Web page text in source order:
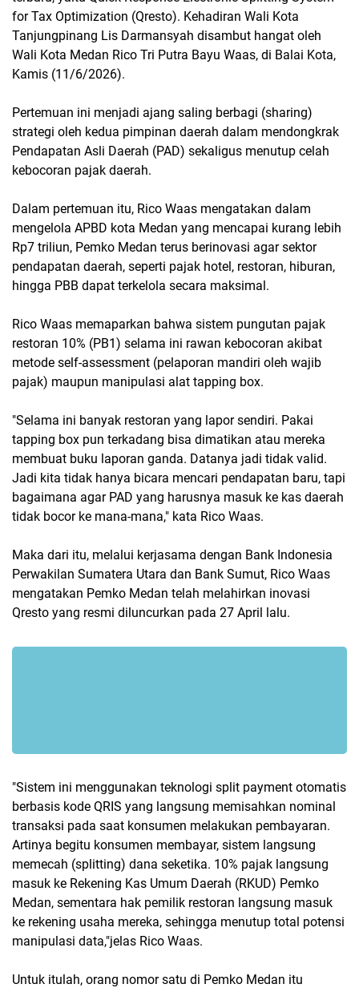
for Tax Optimization (Qresto). Kehadiran Wali Kota
Tanjungpinang Lis Darmansyah disambut hangat oleh
Wali Kota Medan Rico Tri Putra Bayu Waas, di Balai Kota,
Kamis (11/6/2026).
Pertemuan ini menjadi ajang saling berbagi (sharing)
strategi oleh kedua pimpinan daerah dalam mendongkrak
Pendapatan Asli Daerah (PAD) sekaligus menutup celah
kebocoran pajak daerah.
Dalam pertemuan itu, Rico Waas mengatakan dalam
mengelola APBD kota Medan yang mencapai kurang lebih
Rp7 triliun, Pemko Medan terus berinovasi agar sektor
pendapatan daerah, seperti pajak hotel, restoran, hiburan,
hingga PBB dapat terkelola secara maksimal.
Rico Waas memaparkan bahwa sistem pungutan pajak
restoran 10% (PB1) selama ini rawan kebocoran akibat
metode self-assessment (pelaporan mandiri oleh wajib
pajak) maupun manipulasi alat tapping box.
"Selama ini banyak restoran yang lapor sendiri. Pakai
tapping box pun terkadang bisa dimatikan atau mereka
membuat buku laporan ganda. Datanya jadi tidak valid.
Jadi kita tidak hanya bicara mencari pendapatan baru, tapi
bagaimana agar PAD yang harusnya masuk ke kas daerah
tidak bocor ke mana-mana," kata Rico Waas.
Maka dari itu, melalui kerjasama dengan Bank Indonesia
Perwakilan Sumatera Utara dan Bank Sumut, Rico Waas
mengatakan Pemko Medan telah melahirkan inovasi
Qresto yang resmi diluncurkan pada 27 April lalu.
"Sistem ini menggunakan teknologi split payment otomatis
berbasis kode QRIS yang langsung memisahkan nominal
transaksi pada saat konsumen melakukan pembayaran.
Artinya begitu konsumen membayar, sistem langsung
memecah (splitting) dana seketika. 10% pajak langsung
masuk ke Rekening Kas Umum Daerah (RKUD) Pemko
Medan, sementara hak pemilik restoran langsung masuk
ke rekening usaha mereka, sehingga menutup total potensi
manipulasi data,"jelas Rico Waas.
Untuk itulah, orang nomor satu di Pemko Medan itu